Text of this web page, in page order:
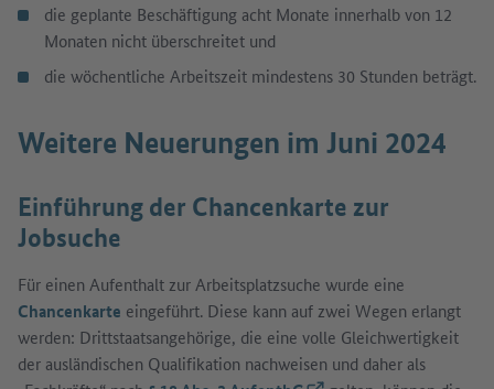
die geplante Beschäftigung acht Monate innerhalb von 12
Monaten nicht überschreitet und
die wöchentliche Arbeitszeit mindestens 30 Stunden beträgt.
Weitere Neuerungen im Juni 2024
Einführung der Chancenkarte zur
Jobsuche
Für einen Aufenthalt zur Arbeitsplatzsuche wurde eine
Chancenkarte eingeführt. Diese kann auf zwei Wegen erlangt
werden: Drittstaatsangehörige, die eine volle Gleichwertigkeit
der ausländischen Qualifikation nachweisen und daher als